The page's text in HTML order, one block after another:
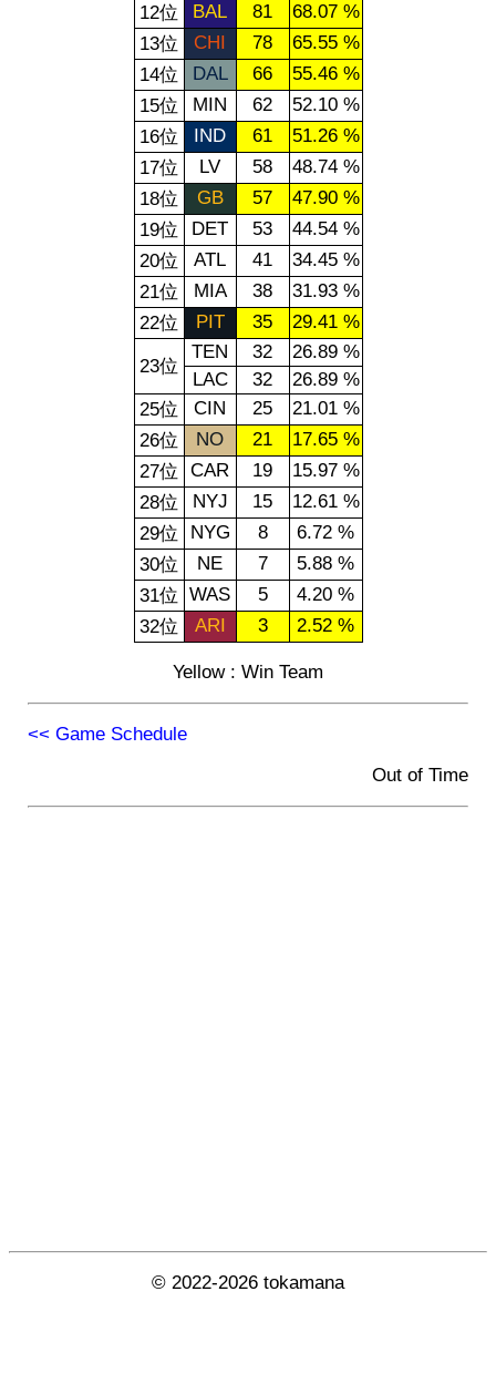
12位
BAL 81
68.07 %
13位
CHI 78
65.55 %
14位
DAL 66
55.46 %
15位
MIN 62
52.10 %
16位
IND 61
51.26 %
17位
LV 58
48.74 %
18位
GB 57
47.90 %
19位
DET 53
44.54 %
20位
ATL 41
34.45 %
21位
MIA 38
31.93 %
22位
PIT 35 29.41 %
23位
TEN 32
26.89 %
LAC
32
26.89 %
25位
CIN 25
21.01 %
26位
NO 21
17.65 %
27位
CAR 19
15.97 %
28位
NYJ 15
12.61 %
29位
NYG 8
6.72 %
30位
NE 7
5.88 %
31位 WAS 5
4.20 %
32位
ARI 3 2.52 %
Yellow : Win Team
<< Game Schedule
Out of Time
© 2022-2026 tokamana